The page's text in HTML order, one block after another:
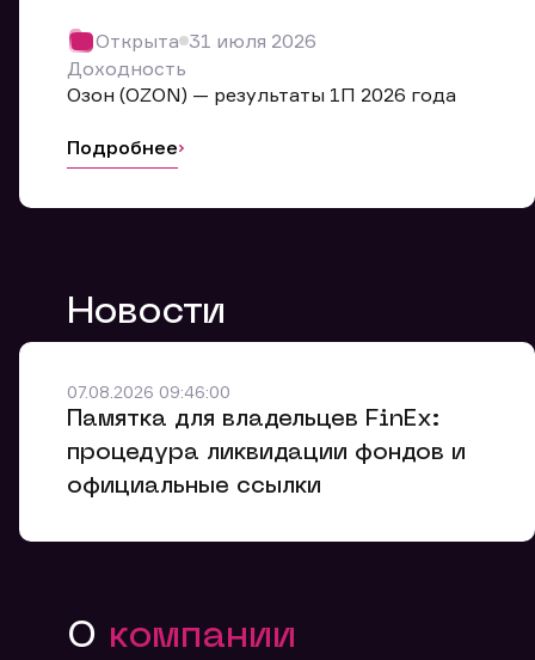
Открыта 31 июля 2026
Доходность
Озон (OZON) — результаты 1П 2026 года
Подробнее
Новости
07.08.2026 09:46:00
Памятка для владельцев FinEx:
процедура ликвидации фондов и
официальные ссылки
О компании
Мы
Ваше